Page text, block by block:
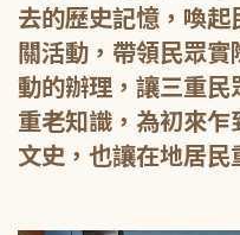
去的歷史記憶，喚
關活動，帶領民眾
動的辦理，讓三重
重老知識，為初來
文史，也讓在地居民